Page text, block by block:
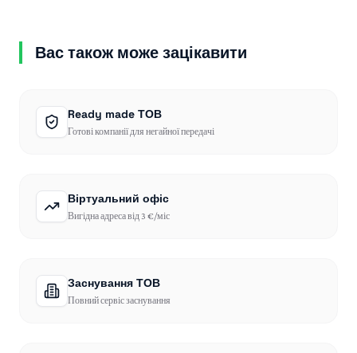
Вас також може зацікавити
Ready made ТОВ
Готові компанії для негайної передачі
Віртуальний офіс
Вигідна адреса від 3 €/міс
Заснування ТОВ
Повний сервіс заснування